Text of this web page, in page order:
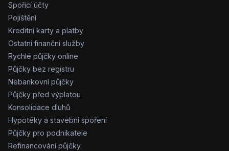
Spořicí účty
Pojištění
Kreditní karty a platby
Ostatní finanční služby
Rychlé půjčky online
Půjčky bez registru
Nebankovní půjčky
Půjčky před výplatou
Konsolidace dluhů
Hypotéky a stavební spoření
Půjčky pro podnikatele
Refinancování půjčky